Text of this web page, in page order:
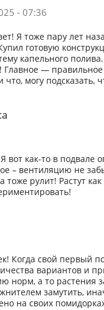
- 07:36
Я тоже пару лет
готовую
капельного
Главное —
что, могу подсказать,
вот как-то в подвале
– вентиляцию не
тоже рулит! Растут
Когда свой первый
вариантов и
норм, а то растения
замутить,
на своих